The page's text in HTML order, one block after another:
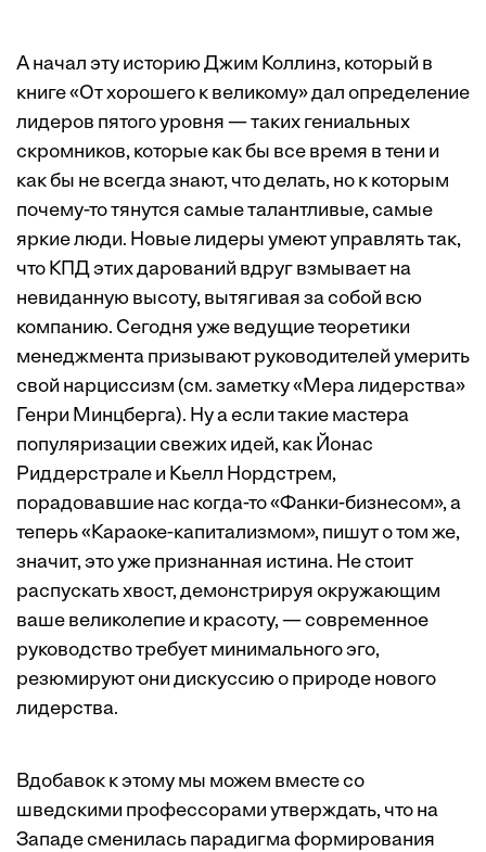
А начал эту историю Джим Коллинз, который в
книге «От хорошего к великому» дал определение
лидеров пятого уровня — таких гениальных
скромников, которые как бы все время в тени и
как бы не всегда знают, что делать, но к которым
почему-то тянутся самые талантливые, самые
яркие люди. Новые лидеры умеют управлять так,
что КПД этих дарований вдруг взмывает на
невиданную высоту, вытягивая за собой всю
компанию. Сегодня уже ведущие теоретики
менеджмента призывают руководителей умерить
свой нарциссизм (см. заметку«Мера лидерства»
Генри Минцберга). Ну а если такие мастера
популяризации свежих идей, как Йонас
Риддерстрале и Кьелл Нордстрем,
порадовавшие нас когда-то «Фанки-бизнесом», а
теперь «Караоке-капитализмом», пишут о том же,
значит, это уже признанная истина. Не стоит
распускать хвост, демонстрируя окружающим
ваше великолепие и красоту, — современное
руководство требует минимального эго,
резюмируют они дискуссию о природе нового
лидерства.
Вдобавок к этому мы можем вместе со
шведскими профессорами утверждать, что на
Западе сменилась парадигма формирования